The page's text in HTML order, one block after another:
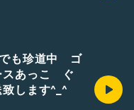
も珍道中 ゴ
スあっこ ぐ
します^_^